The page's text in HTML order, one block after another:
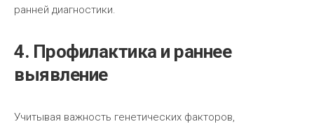
ранней диагностики.
4. Профилактика и раннее
выявление
Учитывая важность генетических факторов,